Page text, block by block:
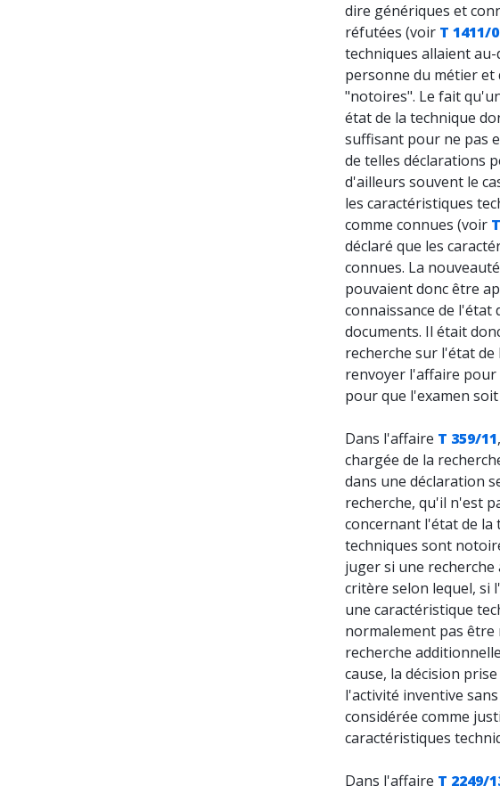
dire génériques et
réfutées (voir T 1411/
techniques allaient au-
personne du métier et
"notoires". Le fait
état de la technique
suffisant pour ne pas
de telles déclarations
d'ailleurs souvent le
les caractéristiques
comme connues (voir
déclaré que les
connues. La
pouvaient donc être
connaissance de l'état
documents. Il était
recherche sur l'état de
renvoyer l'affaire pour
pour que l'examen
Dans l'affaire T 359/11
chargée de la
dans une déclaration
recherche, qu'il n'est
concernant l'état de la
techniques sont
juger si une
critère selon lequel, si
une caractéristique
normalement pas être
recherche
cause, la décision
l'activité inventive
considérée comme
caractéristiques
Dans l'affaire T 2249/